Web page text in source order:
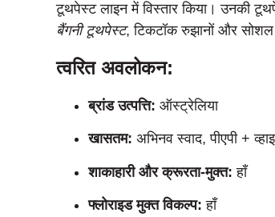
टूथपेस्ट लाइन में विस्तार किया। उनकी
बैंगनी टूथपेस्ट, टिकटॉक रुझानों और सोशल
त्वरित अवलोकन:
ब्रांड उत्पत्ति: ऑस्ट्रेलिया
खासतम: अभिनव स्वाद, पीएपी +
शाकाहारी और क्रूरता-मुक्त: हाँ
फ्लोराइड मुक्त विकल्प: हाँ